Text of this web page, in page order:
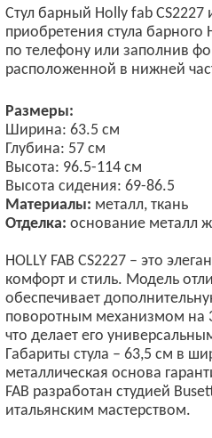
Стул барный Holly fab
приобретения стула
по телефону или заполнив
расположенной в нижней
Размеры:
Ширина: 63.5 см
Глубина: 57 см
Высота: 96.5-114 см
Высота сидения: 69-86.5
Материалы: металл, ткань
Отделка: основание металл
HOLLY FAB CS2227 – это
комфорт и стиль. Модель
обеспечивает
поворотным механизмом на
что делает его
Габариты стула – 63,5 см в
металлическая основа
FAB разработан студией
итальянским мастерством.